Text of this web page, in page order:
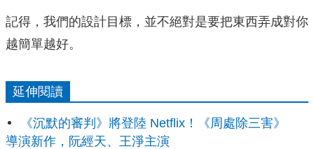
記得，我們的設計目標，並不絕對是要把東西弄成對你
越簡單越好。
延伸閱讀
《沉默的審判》將登陸 Netflix！《周處除三害》
導演新作，阮經天、王淨主演